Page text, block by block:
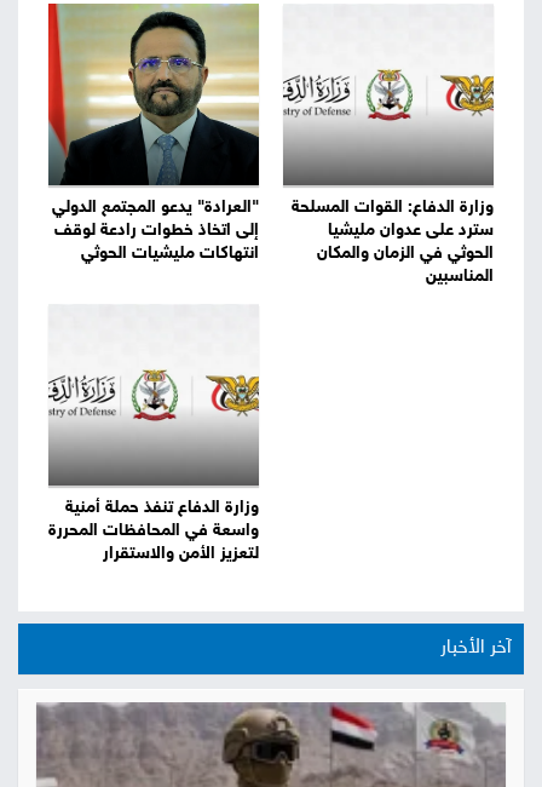
وزارة الدفاع: القوات المسلحة
سترد على عدوان مليشيا
الحوثي في الزمان والمكان
المناسبين
"العرادة" يدعو المجتمع الدولي
إلى اتخاذ خطوات رادعة لوقف
انتهاكات مليشيات الحوثي
وزارة الدفاع تنفذ حملة أمنية
واسعة في المحافظات المحررة
لتعزيز الأمن والاستقرار
آخر الأخبار